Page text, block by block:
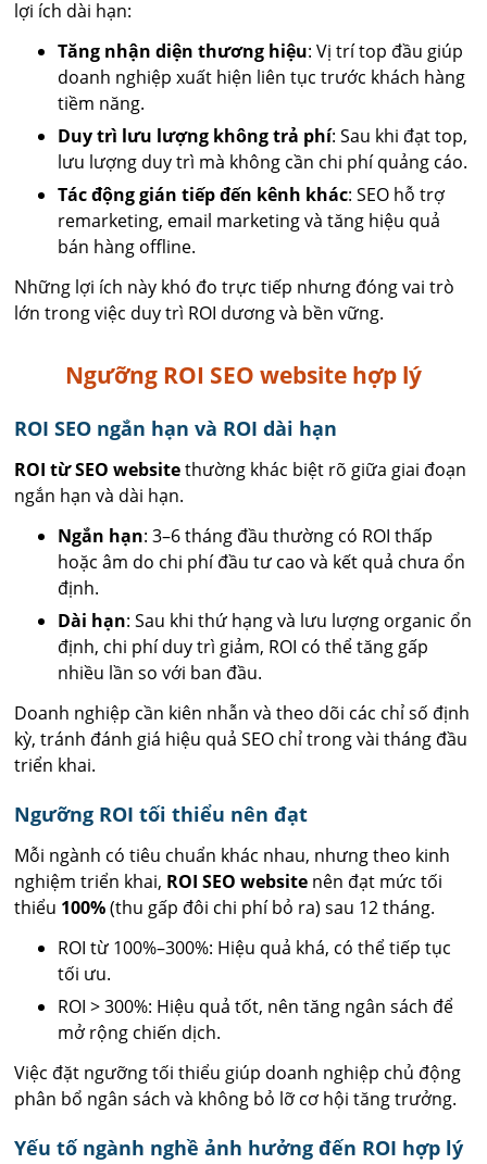
lợi ích dài hạn:
Tăng nhận diện thương hiệu: Vị trí top đầu giúp
doanh nghiệp xuất hiện liên tục trước khách hàng
tiềm năng.
Duy trì lưu lượng không trả phí: Sau khi đạt top,
lưu lượng duy trì mà không cần chi phí quảng cáo.
Tác động gián tiếp đến kênh khác: SEO hỗ trợ
remarketing, email marketing và tăng hiệu quả
bán hàng offline.
Những lợi ích này khó đo trực tiếp nhưng đóng vai trò
lớn trong việc duy trì ROI dương và bền vững.
Ngưỡng ROI SEO website hợp lý
ROI SEO ngắn hạn và ROI dài hạn
ROI từ SEO websitethường khác biệt rõ giữa giai đoạn
ngắn hạn và dài hạn.
Ngắn hạn: 3–6 tháng đầu thường có ROI thấp
hoặc âm do chi phí đầu tư cao và kết quả chưa ổn
định.
Dài hạn: Sau khi thứ hạng và lưu lượng organic ổn
định, chi phí duy trì giảm, ROI có thể tăng gấp
nhiều lần so với ban đầu.
Doanh nghiệp cần kiên nhẫn và theo dõi các chỉ số định
kỳ, tránh đánh giá hiệu quả SEO chỉ trong vài tháng đầu
triển khai.
Ngưỡng ROI tối thiểu nên đạt
Mỗi ngành có tiêu chuẩn khác nhau, nhưng theo kinh
nghiệm triển khai, ROI SEO website nên đạt mức tối
thiểu 100%(thu gấp đôi chi phí bỏ ra) sau 12 tháng.
ROI từ 100%–300%: Hiệu quả khá, có thể tiếp tục
tối ưu.
ROI > 300%: Hiệu quả tốt, nên tăng ngân sách để
mở rộng chiến dịch.
Việc đặt ngưỡng tối thiểu giúp doanh nghiệp chủ động
phân bổ ngân sách và không bỏ lỡ cơ hội tăng trưởng.
Yếu tố ngành nghề ảnh hưởng đến ROI hợp lý